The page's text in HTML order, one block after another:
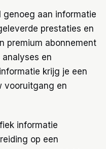
aan informatie
prestaties en
premium abonnement
en
krijg je een
vooruitgang en
informatie
op een